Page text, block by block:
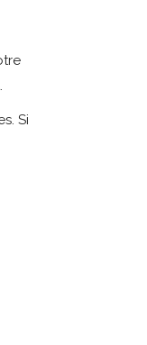
Si